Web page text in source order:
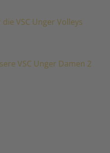
VSC Unger Volleys
VSC Unger Damen 2